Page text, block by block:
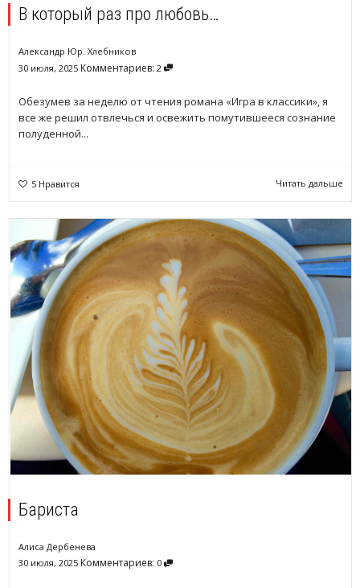
В который раз про любовь…
Александр Юр. Хлебников
30 июля, 2025 Комментариев: 2
Обезумев за неделю от чтения романа «Игра в классики», я
все же решил отвлечься и освежить помутившееся сознание
полуденной...
5 Нравится Читать дальше
Бариста
Алиса Дербенева
30 июля, 2025 Комментариев: 0